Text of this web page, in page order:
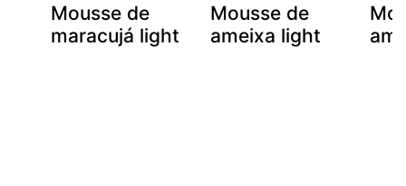
Mousse de
maracujá light
Mousse de
ameixa light